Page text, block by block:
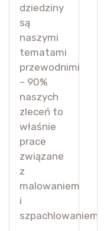
dziedziny
są
naszymi
tematami
przewodnimi
– 90%
naszych
zleceń to
właśnie
prace
związane
z
malowaniem
i
szpachlowaniem.